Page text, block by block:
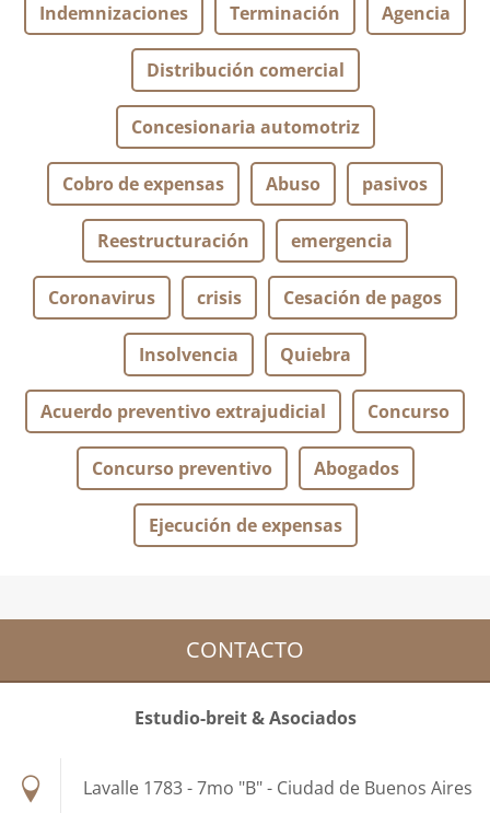
Indemnizaciones Terminación Agencia
Distribución comercial
Concesionaria automotriz
Cobro de expensas Abuso pasivos
Reestructuración emergencia
Coronavirus crisis Cesación de pagos
Insolvencia Quiebra
Acuerdo preventivo extrajudicial Concurso
Concurso preventivo Abogados
Ejecución de expensas
CONTACTO
Estudio-breit & Asociados
Lavalle 1783 - 7mo "B" - Ciudad de Buenos Aires